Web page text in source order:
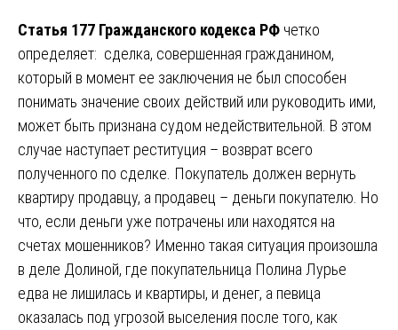
Статья 177 Гражданского кодекса РФ четко
определяет: сделка, совершенная гражданином,
который в момент ее заключения не был способен
понимать значение своих действий или руководить ими,
может быть признана судом недействительной. В этом
случае наступает реституция – возврат всего
полученного по сделке. Покупатель должен вернуть
квартиру продавцу, а продавец – деньги покупателю. Но
что, если деньги уже потрачены или находятся на
счетах мошенников? Именно такая ситуация произошла
в деле Долиной, где покупательница Полина Лурье
едва не лишилась и квартиры, и денег, а певица
оказалась под угрозой выселения после того, как